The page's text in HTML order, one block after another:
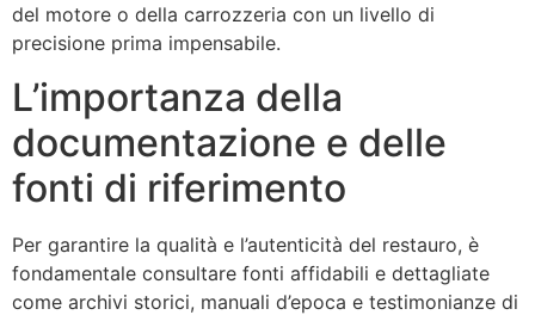
del motore o della carrozzeria con un livello di
precisione prima impensabile.
L’importanza della
documentazione e delle
fonti di riferimento
Per garantire la qualità e l’autenticità del restauro, è
fondamentale consultare fonti affidabili e dettagliate
come archivi storici, manuali d’epoca e testimonianze di